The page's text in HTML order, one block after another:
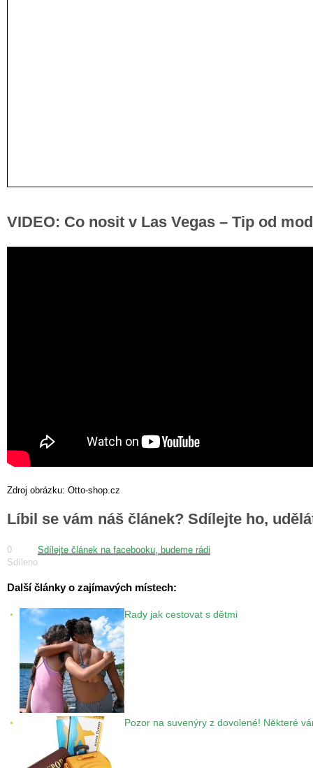
VIDEO: Co nosit v Las Vegas – Tip od
Zdroj obrázku: Otto-shop.cz
Líbil se vám náš článek? Sdílejte ho,
0
Sdíleno
Sdílejte článek na facebooku, budeme rádi
Další články o zajímavých místech:
Rady jak cestovat s dětmi
Pozor na suvenýry z dovolené! Některé